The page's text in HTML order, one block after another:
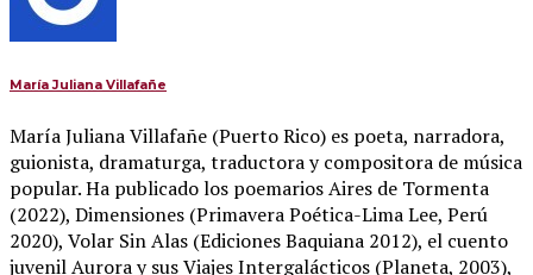
María Juliana Villafañe
María Juliana Villafañe (Puerto Rico) es poeta, narradora,
guionista, dramaturga, traductora y compositora de música
popular. Ha publicado los poemarios Aires de Tormenta
(2022), Dimensiones (Primavera Poética-Lima Lee, Perú
2020), Volar Sin Alas (Ediciones Baquiana 2012), el cuento
juvenil Aurora y sus Viajes Intergalácticos (Planeta, 2003),